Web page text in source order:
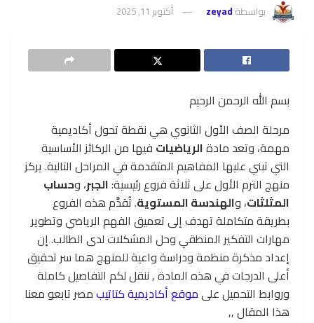
بواسطة zeyad أكتوبر 11, 2025
بسم الله الرحمن الرحيم
مرحلة الصف الأول الثانوي هي نقطة تحول أكاديمية
مهمة، وتعد مادةالرياضيات فيها من الركائز الأساسية
التي تبني عليها المفاهيم المتقدمة في المراحل التالية. يركز
منهج الترم الأول على ثلاثة فروع رئيسية:الجبر، وحساب
المثلثات، والهندسة المستوية. تُقدَّم هذه الفروع
بطريقة متكاملة تهدف إلى تعميق الفهم الرياضي وتطوير
مهارات التفكير المنطقي وحل المشكلات لدى الطالب. إن
إعداد مذكرة منظمة ودراسة واعية للمنهج هما سر تحقيق
أعلى الدرجات في هذه المادة , ننقل لكم التفاصيل كاملة
وروابط التحميل علىموقع أكاديمية كتاتيبمصر تابعو معنا
هذا المقال ,,